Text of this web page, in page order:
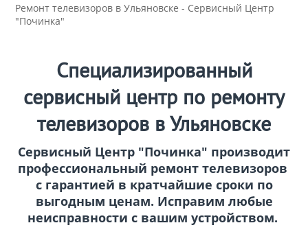
Ремонт телевизоров в Ульяновске - Сервисный Центр
"Починка"
Специализированный
сервисный центр по ремонту
телевизоров в Ульяновске
Сервисный Центр "Починка" производит
профессиональный ремонт телевизоров
с гарантией в кратчайшие сроки по
выгодным ценам. Исправим любые
неисправности с вашим устройством.